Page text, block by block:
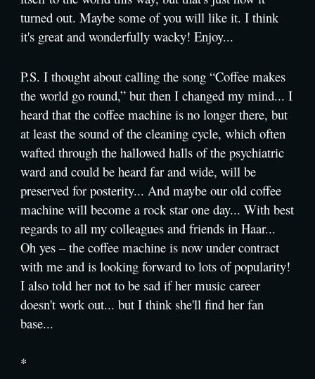
turned out. Maybe some of you will like it. I think
it's great and wonderfully wacky! Enjoy...
P.S. I thought about calling the song “Coffee makes
the world go round,” but then I changed my mind... I
heard that the coffee machine is no longer there, but
at least the sound of the cleaning cycle, which often
wafted through the hallowed halls of the psychiatric
ward and could be heard far and wide, will be
preserved for posterity... And maybe our old coffee
machine will become a rock star one day... With best
regards to all my colleagues and friends in Haar...
Oh yes – the coffee machine is now under contract
with me and is looking forward to lots of popularity!
I also told her not to be sad if her music career
doesn't work out... but I think she'll find her fan
base...
*